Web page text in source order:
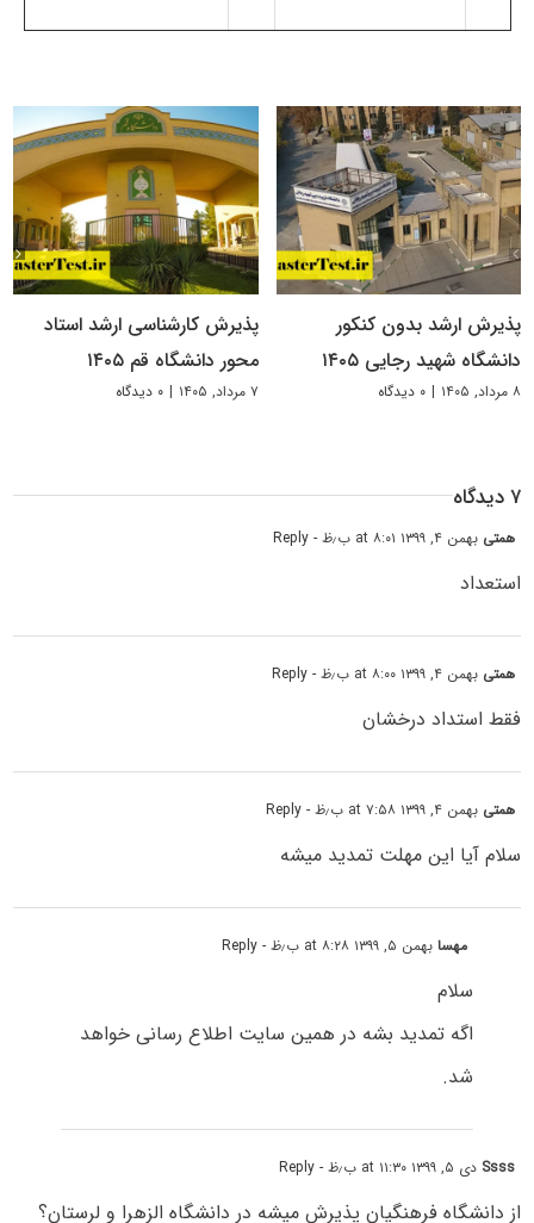
پذیرش ارشد بدون کنکور
دانشگاه شهید رجایی ۱۴۰۵
۸ مرداد, ۱۴۰۵ | ۰ دیدگاه
پذیرش کارشناسی ارشد استاد
محور دانشگاه قم ۱۴۰۵
۷ مرداد, ۱۴۰۵ | ۰ دیدگاه
۷ دیدگاه
همتی بهمن ۴, ۱۳۹۹ at ۸:۰۱ ب٫ظ - Reply
استعداد
همتی بهمن ۴, ۱۳۹۹ at ۸:۰۰ ب٫ظ - Reply
فقط استداد درخشان
همتی بهمن ۴, ۱۳۹۹ at ۷:۵۸ ب٫ظ - Reply
سلام آیا این مهلت تمدید میشه
مهسابهمن ۵, ۱۳۹۹ at ۸:۲۸ ب٫ظ - Reply
سلام
اگه تمدید بشه در همین سایت اطلاع رسانی خواهد
شد.
Ssss دی ۵, ۱۳۹۹ at ۱۱:۳۰ ب٫ظ - Reply
از دانشگاه فرهنگیان پذیرش میشه در دانشگاه الزهرا و لرستان؟